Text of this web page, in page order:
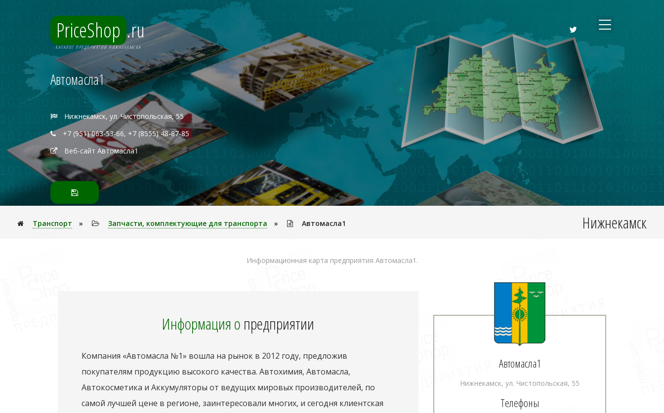
PriceShop .ru
КАТАЛОГ ПРЕДПРИЯТИЙ НИЖНЕКАМСКА
Автомасла1
Нижнекамск, ул. Чистопольская, 55
+7 (951) 063-53-66, +7 (8555) 48-87-85
Веб-сайт Автомасла1
Транспорт » Запчасти, комплектующие для транспорта » Автомасла1 Нижнекамск
Информационная карта предприятия Автомасла1.
Информация о предприятии
Компания «Автомасла №1» вошла на рынок в 2012 году, предложив
покупателям продукцию высокого качества. Автохимия, Автомасла,
Автокосметика и Аккумуляторы от ведущих мировых производителей, по
самой лучшей цене в регионе, заинтересовали многих, и сегодня клиентская
Автомасла1
Нижнекамск, ул. Чистопольская, 55
Телефоны